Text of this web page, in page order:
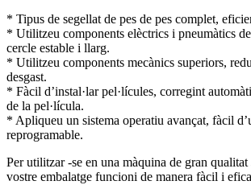
* Tipus de segellat de pes de pes complet,
* Utilitzeu components elèctrics i pneumàtics
cercle estable i llarg.
* Utilitzeu components mecànics superiors,
desgast.
* Fàcil d’instal·lar pel·lícules, corregint
de la pel·lícula.
* Apliqueu un sistema operatiu avançat, fàcil
reprogramable.
Per utilitzar -se en una màquina de gran
vostre embalatge funcioni de manera fàcil i